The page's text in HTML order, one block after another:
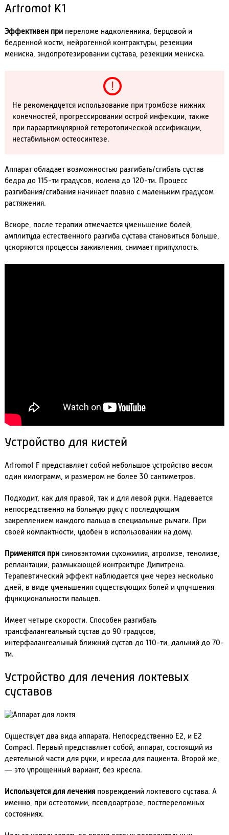
Artromot K1
Эффективен припереломе надколенника, берцовой и
бедренной кости, нейрогенной контрактуры, резекции
мениска, эндопротезировании сустава, резекции мениска.
Не рекомендуется использование при тромбозе нижних
конечностей, прогрессировании острой инфекции, также
при параартикулярной гетеротопической оссификации,
нестабильном остеосинтезе.
Аппарат обладает возможностью разгибать/сгибать сустав
бедра до 115-ти градусов, колена до 120-ти. Процесс
разгибания/сгибания начинает плавно с маленьким градусом
растяжения.
Вскоре, после терапии отмечается уменьшение болей,
амплитуда естественного разгиба сустава становиться больше,
ускоряются процессы заживления, снимает припухлость.
Устройство для кистей
Artromot F представляет собой небольшое устройство весом
один килограмм, и размером не более 30 сантиметров.
Подходит, как для правой, так и для левой руки. Надевается
непосредственно на больную руку с последующим
закреплением каждого пальца в специальные рычаги. При
своей компактности, удобен в использовании на дому.
Применятся присиновэктомии сухожилия, атролизе, тенолизе,
реплантации, размыкающей контрактуре Дипитрена.
Терапевтический эффект наблюдается уже через несколько
дней, в виде уменьшения существующих болей и улучшения
функциональности пальцев.
Имеет четыре скорости. Способен разгибать
трансфалангеальный сустав до 90 градусов,
интерфалангеальный ближний сустав до 110-ти, дальний до 70-
ти.
Устройство для лечения локтевых
суставов
Существует два вида аппарата. Непосредственно Е2, и Е2
Compact. Первый представляет собой, аппарат, состоящий из
деятельной части для руки, и кресла для пациента. Второй же,
— это упрощенный вариант, без кресла.
Используется для леченияповреждений локтевого сустава. А
именно, при остеотомии, псевдоартрозе, постпереломных
состояниях.